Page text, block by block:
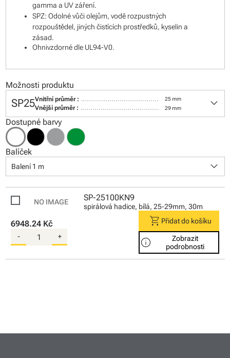
gamma a UV záření.
SPZ: Odolné vůči olejům, vodě rozpustných
rozpouštědel, jiných čistících prostředků, kyselin a
zásad.
Ohnivzdorné dle UL94-V0.
Možnosti produktu
SP25Vnitřní průměr : 25 mm
Vnější průměr : 29 mm keyboard_arrow_down
Dostupné barvy
Balíček
Balení 1 m keyboard_arrow_down
SP-25100KN9
spirálová hadice, bílá, 25-29mm, 30m
6948.24 Kč
- +
shopping_cart Přidat do košíku
info
Zobrazit
podrobnosti